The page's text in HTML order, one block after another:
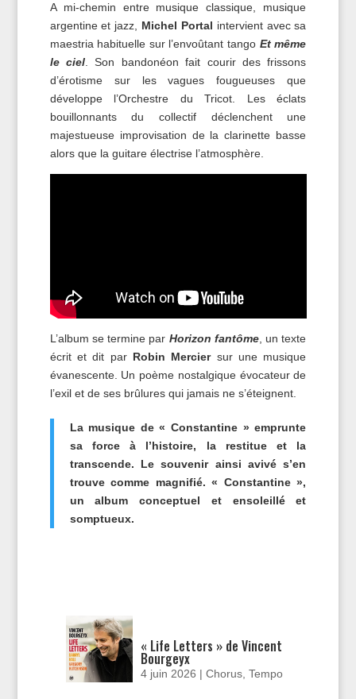
A mi-chemin entre musique classique, musique
argentine et jazz, Michel Portal intervient avec sa
maestria habituelle sur l’envoûtant tango Et même
le ciel. Son bandonéon fait courir des frissons
d’érotisme sur les vagues fougueuses que
développe l’Orchestre du Tricot. Les éclats
bouillonnants du collectif déclenchent une
majestueuse improvisation de la clarinette basse
alors que la guitare électrise l’atmosphère.
L’album se termine par Horizon fantôme, un texte
écrit et dit par Robin Merciersur une musique
évanescente. Un poème nostalgique évocateur de
l’exil et de ses brûlures qui jamais ne s’éteignent.
La musique de « Constantine » emprunte
sa force à l’histoire, la restitue et la
transcende. Le souvenir ainsi avivé s’en
trouve comme magnifié. « Constantine »,
un album conceptuel et ensoleillé et
somptueux.
« Life Letters » de Vincent
Bourgeyx
4 juin 2026 |Chorus ,Tempo